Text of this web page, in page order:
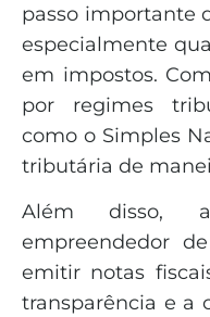
passo importante
especialmente
em impostos.
por regimes
como o Simples
tributária de
Além disso,
empreendedor
emitir notas
transparência e a